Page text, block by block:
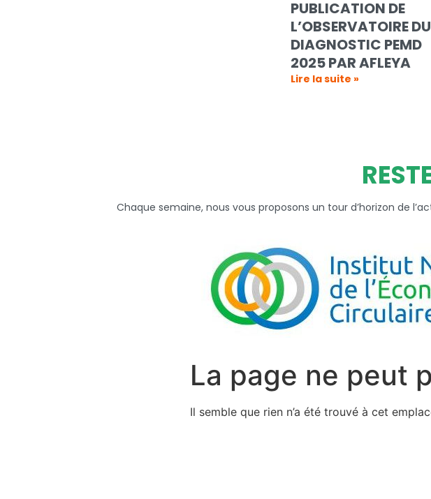
PUBLICATION DE
L’OBSERVATOIRE DU
DIAGNOSTIC PEMD
2025 PAR AFLEYA
Lire la suite »
Chaque semaine, nous vous proposons un tour d’horizon de